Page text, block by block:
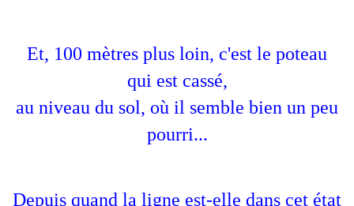
Et, 100 mètres plus loin, c'est le poteau
qui est cassé,
au niveau du sol, où il semble bien un peu
pourri...
Depuis quand la ligne est-elle dans cet état